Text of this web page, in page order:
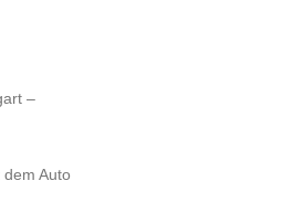
–
Auto